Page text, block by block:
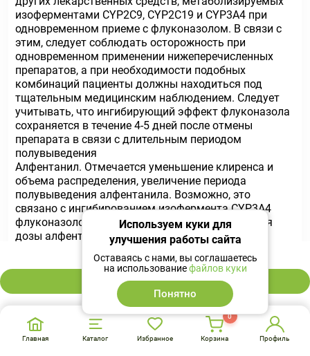
159 ₽
В корзину
изоферментами CYP2C9, CYP2C19 и CYP3A4 при
одновременном приеме с флуконазолом. В связи с
этим, следует соблюдать осторожность при
одновременном применении нижеперечисленных
препаратов, а при необходимости подобных
комбинаций пациенты должны находиться под
тщательным медицинским наблюдением. Следует
учитывать, что ингибирующий эффект флуконазола
сохраняется в течение 4-5 дней после отмены
препарата в связи с длительным периодом
полувыведения
Алфентанил. Отмечается уменьшение клиренса и
объема распределения, увеличение периода
полувыведения алфентанила. Возможно, это
связано с ингибированием изофермента CYP3A4
флуконазолом. Может потребоваться коррекция
дозы алфентанила.
Амитриптилин, нортриптилин. Увеличение эффекта.
Концентрацию 5-нортриптилина и/или S-
амитриптилина можно измерить в начале
комбинированной терапии с флуконазолом и через
неделю после начала лечения. При необходимости
следует корректировать дозу амитриптилина/
Главная Каталог Избранное Корзина
0
Профиль
Используем куки для
улучшения работы сайта
Оставаясь с нами, вы соглашаетесь
на использованиефайлов куки
Понятно